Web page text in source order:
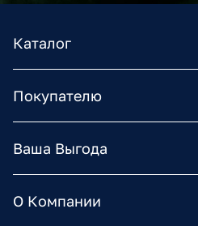
Каталог
Покупателю
Ваша Выгода
О Компании